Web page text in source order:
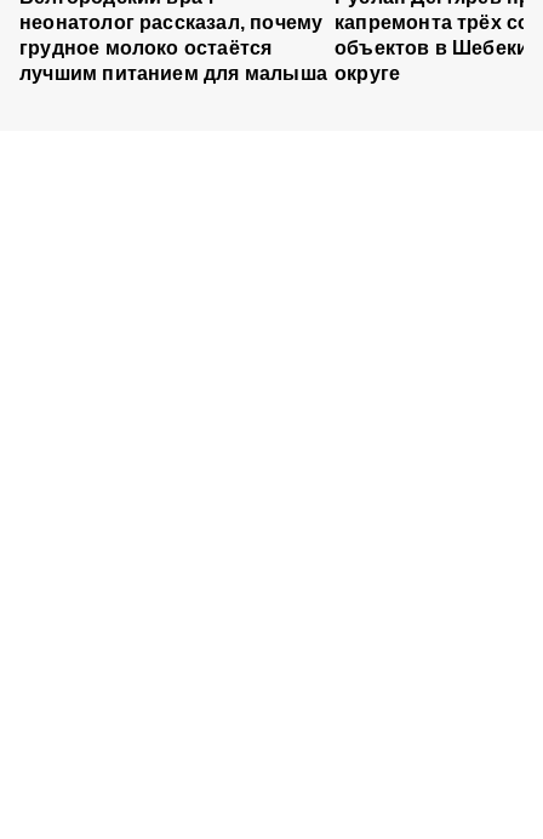
неонатолог рассказал, почему
грудное молоко остаётся
лучшим питанием для малыша
капремонта трёх
объектов в
округе